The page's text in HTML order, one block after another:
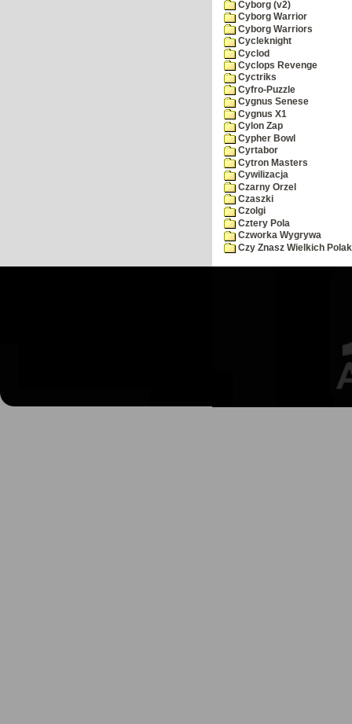
Cyborg (v2)
Cyborg Warrior
Cyborg Warriors
Cycleknight
Cyclod
Cyclops Revenge
Cyctriks
Cyfro-Puzzle
Cygnus Senese
Cygnus X1
Cylon Zap
Cypher Bowl
Cyrtabor
Cytron Masters
Cywilizacja
Czarny Orzel
Czaszki
Czolgi
Cztery Pola
Czworka Wygrywa
Czy Znasz Wielkich